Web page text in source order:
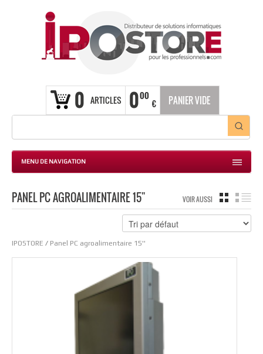
0 ARTICLES 000
€ PANIER VIDE
MENU DE NAVIGATION
PANEL PC AGROALIMENTAIRE 15'' VOIR AUSSI GRILLE
IPOSTORE / Panel PC agroalimentaire 15''